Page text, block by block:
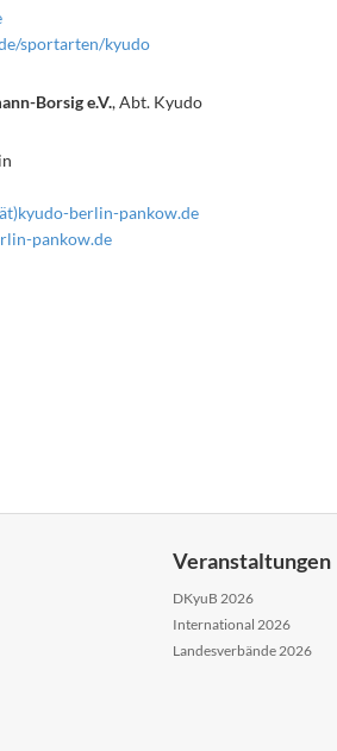
sportarten/kyudo
Borsig e.V., Abt. Kyudo
berlin-pankow.de
pankow.de
Veranstaltungen
DKyuB 2026
International 2026
Landesverbände 2026